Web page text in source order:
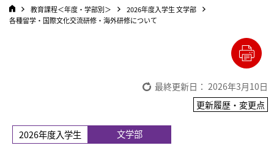
教育課程＜年度・学部別＞
2026年度入学生 文学部
各種留学・国際文化交流研修・海外研修について
最終更新日： 2026年3月10日
更新履歴・変更点
2026年度入学生 文学部